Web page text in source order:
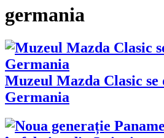
germania
Muzeul Mazda Clasic se
Germania